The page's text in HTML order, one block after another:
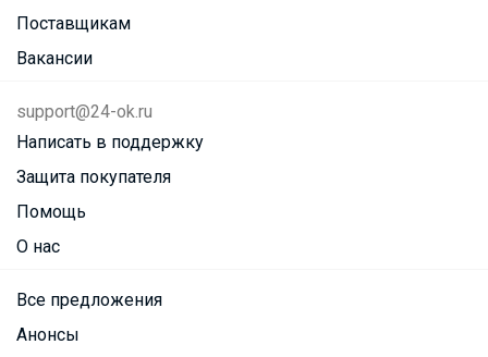
Поставщикам
Вакансии
support@24-ok.ru
Написать в поддержку
Защита покупателя
Помощь
О нас
Все предложения
Анонсы